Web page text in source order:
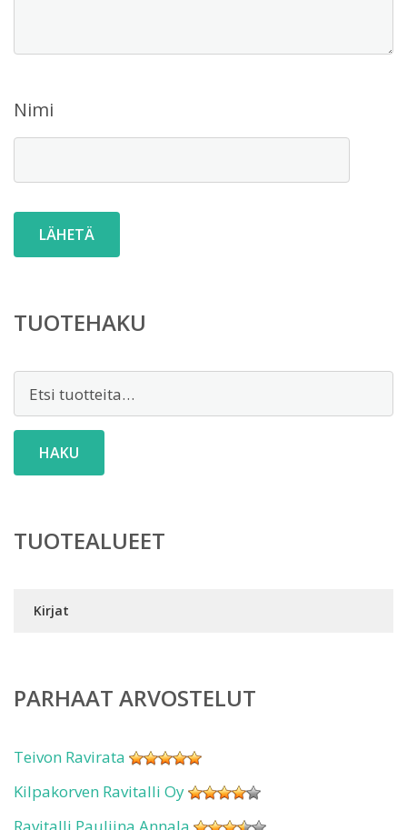
Nimi
TUOTEHAKU
HAKU
TUOTEALUEET
Kirjat
PARHAAT ARVOSTELUT
Teivon Ravirata
Kilpakorven Ravitalli Oy